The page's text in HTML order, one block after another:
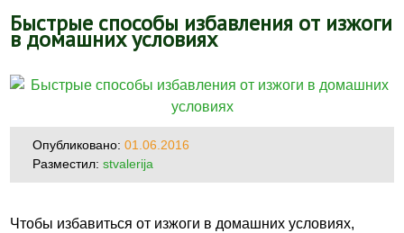
Быстрые способы избавления от изжоги
в домашних условиях
Опубликовано:01.06.2016
Разместил:stvalerija
Чтобы избавиться от изжоги в домашних условиях,